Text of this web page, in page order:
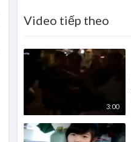
Video tiếp theo
3:00